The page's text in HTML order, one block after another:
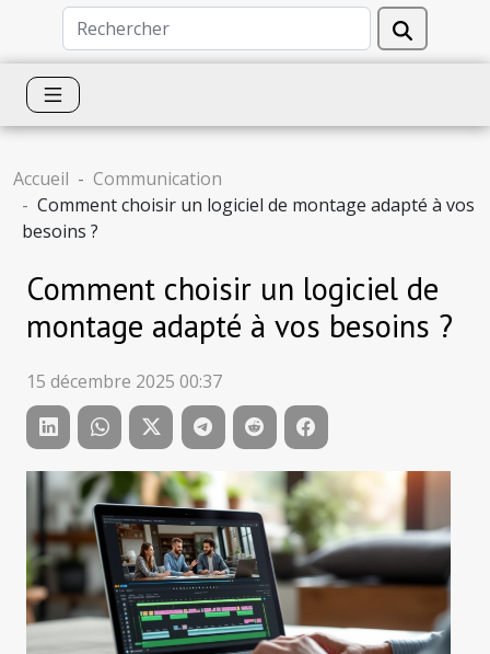
Accueil
Communication
Comment choisir un logiciel de montage adapté à vos
besoins ?
Comment choisir un logiciel de
montage adapté à vos besoins ?
15 décembre 2025 00:37